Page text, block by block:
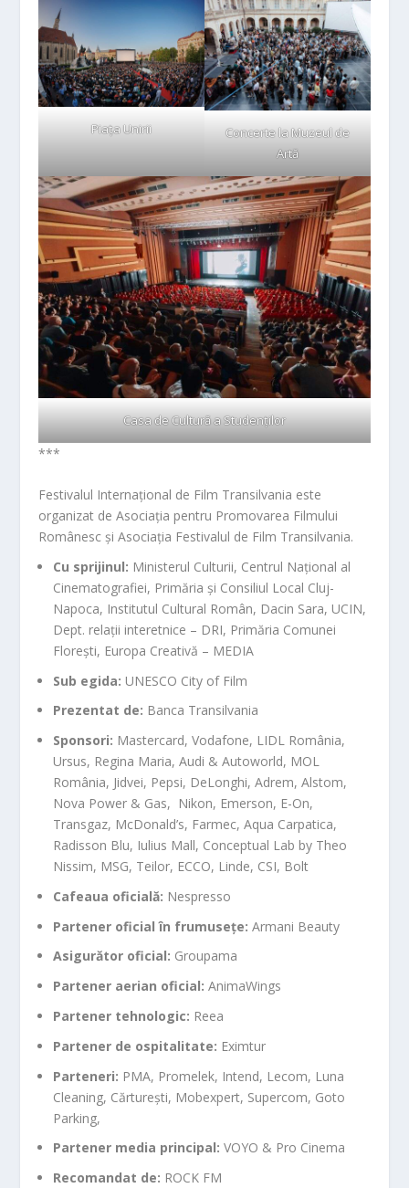
Piața Unirii
Concerte la Muzeul de
Artă
Casa de Cultură a Studenților
***
Festivalul Internațional de Film Transilvania este
organizat de Asociația pentru Promovarea Filmului
Românesc și Asociația Festivalul de Film Transilvania.
Cu sprijinul: Ministerul Culturii, Centrul Național al
Cinematografiei, Primăria și Consiliul Local Cluj-
Napoca, Institutul Cultural Român, Dacin Sara, UCIN,
Dept. relații interetnice – DRI, Primăria Comunei
Florești, Europa Creativă – MEDIA
Sub egida: UNESCO City of Film
Prezentat de: Banca Transilvania
Sponsori: Mastercard, Vodafone, LIDL România,
Ursus, Regina Maria, Audi & Autoworld, MOL
România, Jidvei, Pepsi, DeLonghi, Adrem, Alstom,
Nova Power & Gas, Nikon, Emerson, E-On,
Transgaz, McDonald’s, Farmec, Aqua Carpatica,
Radisson Blu, Iulius Mall, Conceptual Lab by Theo
Nissim, MSG, Teilor, ECCO, Linde, CSI, Bolt
Cafeaua oficială: Nespresso
Partener oficial în frumusețe:Armani Beauty
Asigurător oficial: Groupama
Partener aerian oficial:AnimaWings
Partener tehnologic: Reea
Partener de ospitalitate: Eximtur
Parteneri: PMA, Promelek, Intend, Lecom, Luna
Cleaning, Cărturești, Mobexpert, Supercom, Goto
Parking,
Partener media principal:VOYO & Pro Cinema
Recomandat de: ROCK FM